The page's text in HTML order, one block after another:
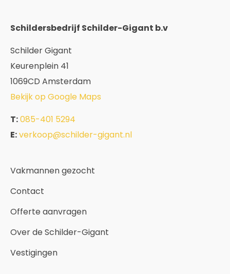
Schildersbedrijf Schilder-Gigant b.v
Schilder Gigant
Keurenplein 41
1069CD Amsterdam
Bekijk op Google Maps
T:085-401 5294
E:verkoop@schilder-gigant.nl
Vakmannen gezocht
Contact
Offerte aanvragen
Over de Schilder-Gigant
Vestigingen